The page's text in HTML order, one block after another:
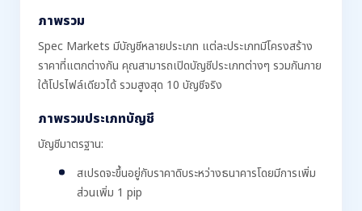
ภาพรวม
Spec Markets มีบัญชีหลายประเภท แต่ละประเภทมีโครงสร้าง
ราคาที่แตกต่างกัน คุณสามารถเปิดบัญชีประเภทต่างๆ รวมกันภาย
ใต้โปรไฟล์เดียวได้ รวมสูงสุด 10 บัญชีจริง
ภาพรวมประเภทบัญชี
บัญชีมาตรฐาน:
สเปรดจะขึ้นอยู่กับราคาดิบระหว่างธนาคารโดยมีการเพิ่ม
ส่วนเพิ่ม 1 pip